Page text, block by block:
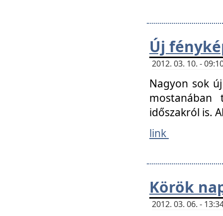
Új
2012. 03. 10. -
Nagyon sok
mostanában
időszakról is.
link
Körök
2012. 03. 06. -